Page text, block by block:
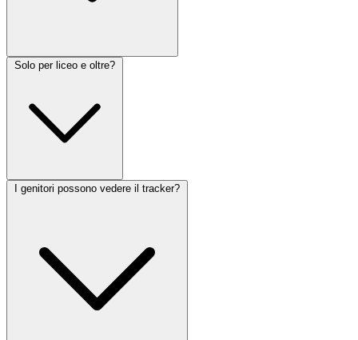
Solo per liceo e oltre?
I genitori possono vedere il tracker?